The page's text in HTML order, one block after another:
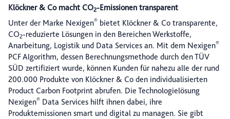
Klöckner & Co macht CO2-Emissionen transparent
Unter der Marke Nexigen® bietet Klöckner & Co transparente,
CO2-reduzierte Lösungen in den Bereichen Werkstoffe,
Anarbeitung, Logistik und Data Services an. Mit dem Nexigen®
PCF Algorithm, dessen Berechnungsmethode durch den TÜV
SÜD zertifiziert wurde, können Kunden für nahezu alle der rund
200.000 Produkte von Klöckner & Co den individualisierten
Product Carbon Footprint abrufen. Die Technologielösung
Nexigen® Data Services hilft ihnen dabei, ihre
Produktemissionen smart und digital zu managen. Sie gibt